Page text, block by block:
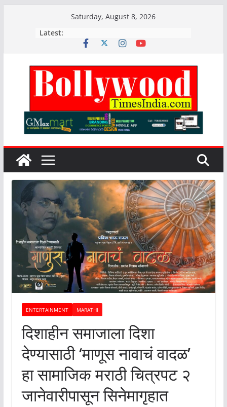
Saturday, August 8, 2026
Latest:
ENTERTAINMENT MARATHI
दिशाहीन समाजाला दिशा
देण्यासाठी ‘माणूस नावाचं वादळ’
हा सामाजिक मराठी चित्रपट २
जानेवारीपासून सिनेमागृहात